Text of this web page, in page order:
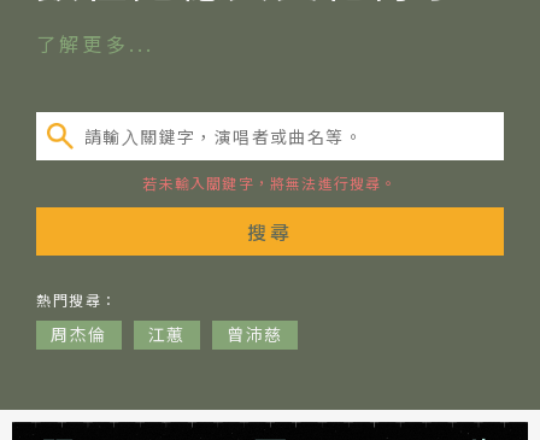
了解更多
請輸⼊關鍵字，演唱者或曲名等。
若未輸入關鍵字，將無法進行搜尋。
搜尋
熱門音樂人
搜尋：
周杰倫 江蕙 曾沛慈
音樂人口述歷史
數位典藏
網站導覽